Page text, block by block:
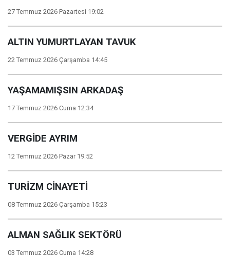
27 Temmuz 2026 Pazartesi 19:02
ALTIN YUMURTLAYAN TAVUK
22 Temmuz 2026 Çarşamba 14:45
YAŞAMAMIŞSIN ARKADAŞ
17 Temmuz 2026 Cuma 12:34
VERGİDE AYRIM
12 Temmuz 2026 Pazar 19:52
TURİZM CİNAYETİ
08 Temmuz 2026 Çarşamba 15:23
ALMAN SAĞLIK SEKTÖRÜ
03 Temmuz 2026 Cuma 14:28